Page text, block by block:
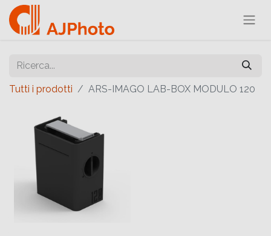
Tutti i prodotti ARS-IMAGO LAB-BOX MODULO 120